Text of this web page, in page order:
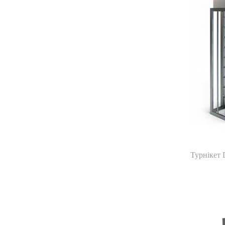
Турнікет